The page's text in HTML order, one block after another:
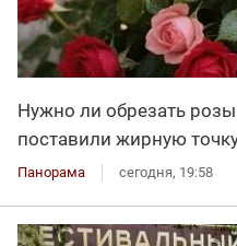
Нужно ли обрезать
поставили жирную
Панорама сегодня, 19:58